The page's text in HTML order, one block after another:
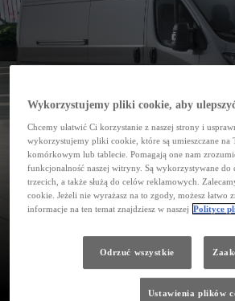
PROACE
SZCZEGÓŁY
Wykorzystujemy pliki cookie, aby
Chcemy ułatwić Ci korzystanie z naszej strony i
wykorzystujemy pliki cookie, które są umieszczane na
komórkowym lub tablecie. Pomagają one nam
funkcjonalność naszej witryny. Są wykorzystywane do
trzecich, a także służą do celów reklamowych.
cookie. Jeżeli nie wyrażasz na to zgody, możesz łatwo
informacje na ten temat znajdziesz w naszej Polityce
Odrzuć wszystkie
Ustawienia plików